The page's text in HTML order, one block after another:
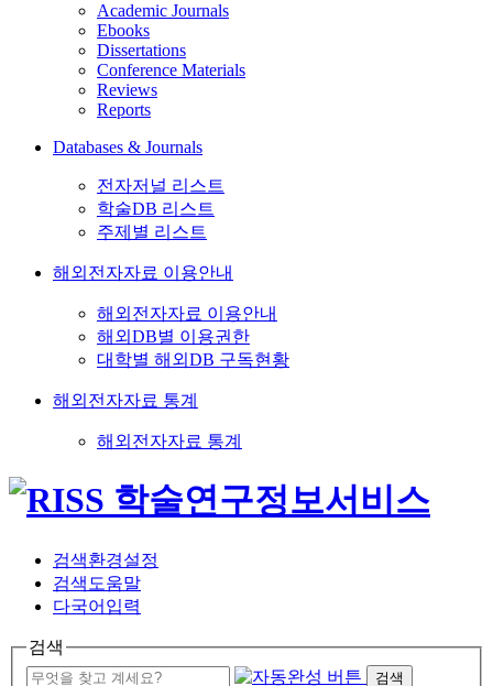
Academic Journals
Ebooks
Dissertations
Conference Materials
Reviews
Reports
Databases & Journals
전자저널 리스트
학술DB 리스트
주제별 리스트
해외전자자료 이용안내
해외전자자료 이용안내
해외DB별 이용권한
대학별 해외DB 구독현황
해외전자자료 통계
해외전자자료 통계
검색환경설정
검색도움말
다국어입력
검색
검색